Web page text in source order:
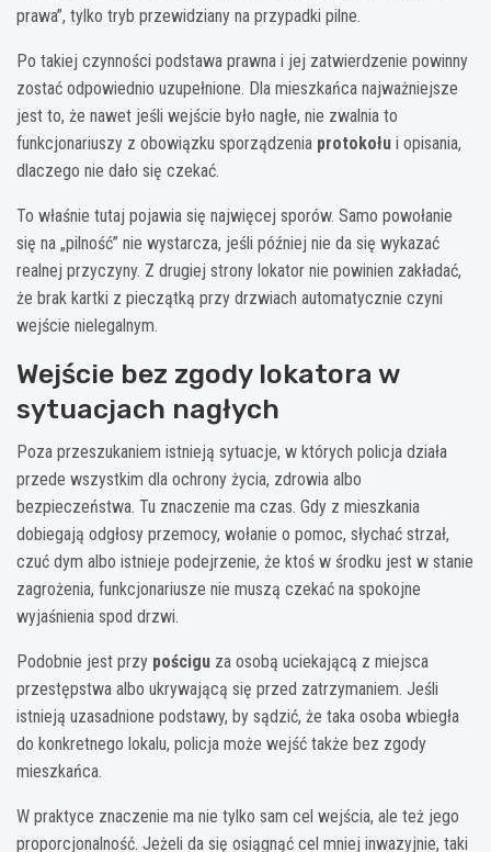
prawa”, tylko tryb przewidziany na przypadki pilne.
Po takiej czynności podstawa prawna i jej zatwierdzenie powinny
zostać odpowiednio uzupełnione. Dla mieszkańca najważniejsze
jest to, że nawet jeśli wejście było nagłe, nie zwalnia to
funkcjonariuszy z obowiązku sporządzenia protokołu i opisania,
dlaczego nie dało się czekać.
To właśnie tutaj pojawia się najwięcej sporów. Samo powołanie
się na „pilność” nie wystarcza, jeśli później nie da się wykazać
realnej przyczyny. Z drugiej strony lokator nie powinien zakładać,
że brak kartki z pieczątką przy drzwiach automatycznie czyni
wejście nielegalnym.
Wejście bez zgody lokatora w
sytuacjach nagłych
Poza przeszukaniem istnieją sytuacje, w których policja działa
przede wszystkim dla ochrony życia, zdrowia albo
bezpieczeństwa. Tu znaczenie ma czas. Gdy z mieszkania
dobiegają odgłosy przemocy, wołanie o pomoc, słychać strzał,
czuć dym albo istnieje podejrzenie, że ktoś w środku jest w stanie
zagrożenia, funkcjonariusze nie muszą czekać na spokojne
wyjaśnienia spod drzwi.
Podobnie jest przy pościgu za osobą uciekającą z miejsca
przestępstwa albo ukrywającą się przed zatrzymaniem. Jeśli
istnieją uzasadnione podstawy, by sądzić, że taka osoba wbiegła
do konkretnego lokalu, policja może wejść także bez zgody
mieszkańca.
W praktyce znaczenie ma nie tylko sam cel wejścia, ale też jego
proporcjonalność. Jeżeli da się osiągnąć cel mniej inwazyjnie, taki